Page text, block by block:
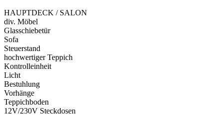
HAUPTDECK / SALON
div. Möbel
Glasschiebetür
Sofa
Steuerstand
hochwertiger Teppich
Kontrolleinheit
Licht
Bestuhlung
Vorhänge
Teppichboden
12V/230V Steckdosen